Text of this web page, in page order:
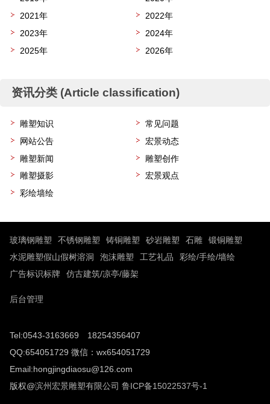
2021年
2022年
2023年
2024年
2025年
2026年
资讯分类 (Article classification)
雕塑知识
常见问题
网站公告
宏景动态
雕塑新闻
雕塑创作
雕塑摄影
宏景观点
彩绘墙绘
玻璃钢雕塑 不锈钢雕塑 铸铜雕塑 砂岩雕塑 石雕
锻铜雕塑
水泥雕塑假山假树溶洞
泡沫雕塑 工艺礼品
彩绘/手绘/墙绘
广告标识标牌
仿古建筑/凉亭/藤架
后台管理
Tel:0543-3163669 18254356407
QQ:654051729 微信：wx654051729
Email:hongjingdiaosu@126.com
版权@滨州宏景雕塑有限公司 鲁ICP备15022537号-1